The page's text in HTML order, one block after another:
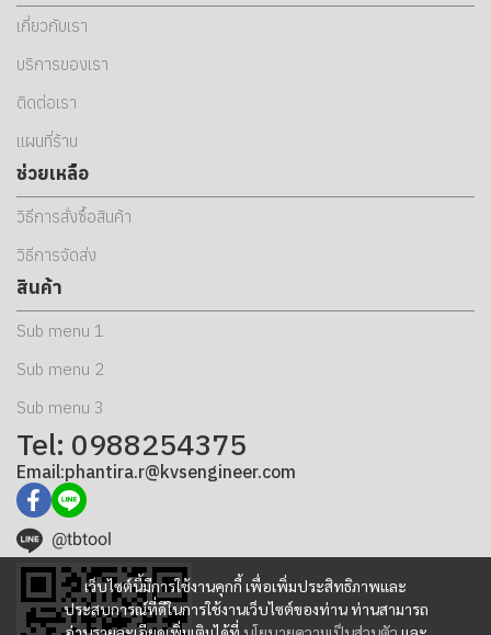
เว็บไซต์นี้มีการใช้งานคุกกี้ เพื่อเพิ่มประสิทธิภาพและ
ประสบการณ์ที่ดีในการใช้งานเว็บไซต์ของท่าน ท่านสามารถ
เกี่ยวกับเรา
บริการของเรา
ติดต่อเรา
แผนที่ร้าน
ช่วยเหลือ
วิธีการสั่งซื้อสินค้า
วิธีการจัดส่ง
สินค้า
Sub menu 1
Sub menu 2
Sub menu 3
Tel: 0988254375
Email:phantira.r@kvsengineer.com
@tbtool